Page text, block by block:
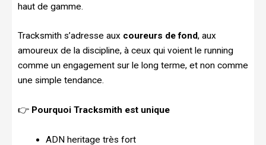
haut de gamme.
Tracksmith s’adresse aux coureurs de fond, aux
amoureux de la discipline, à ceux qui voient le running
comme un engagement sur le long terme, et non comme
une simple tendance.
👉 Pourquoi Tracksmith est unique
ADN heritage très fort